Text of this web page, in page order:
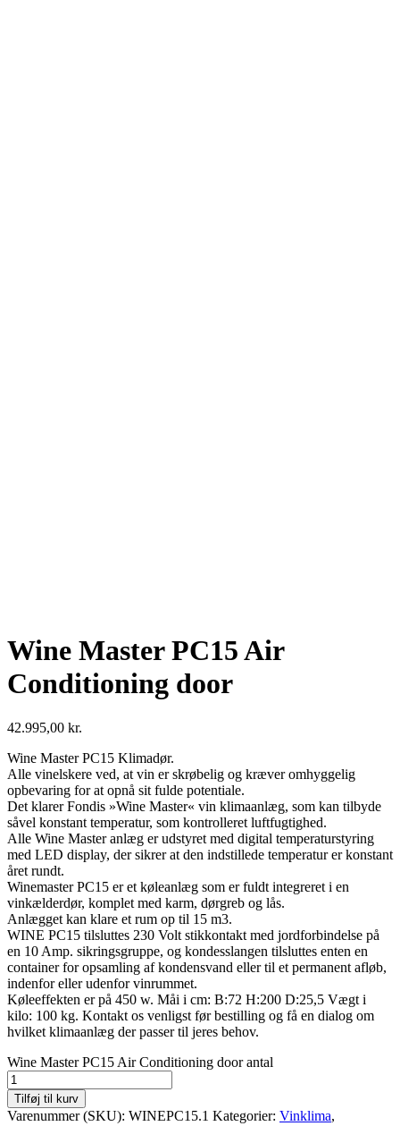
Wine Master PC15 Air
Conditioning door
42.995,00 kr.
Wine Master PC15 Klimadør.
Alle vinelskere ved, at vin er skrøbelig og kræver omhyggelig
opbevaring for at opnå sit fulde potentiale.
Det klarer Fondis »Wine Master« vin klimaanlæg, som kan tilbyde
såvel konstant temperatur, som kontrolleret luftfugtighed.
Alle Wine Master anlæg er udstyret med digital temperaturstyring
med LED display, der sikrer at den indstillede temperatur er konstant
året rundt.
Winemaster PC15 er et køleanlæg som er fuldt integreret i en
vinkælderdør, komplet med karm, dørgreb og lås.
Anlægget kan klare et rum op til 15 m3.
WINE PC15 tilsluttes 230 Volt stikkontakt med jordforbindelse på
en 10 Amp. sikringsgruppe, og kondesslangen tilsluttes enten en
container for opsamling af kondensvand eller til et permanent afløb,
indenfor eller udenfor vinrummet.
Køleeffekten er på 450 w. Måi i cm: B:72 H:200 D:25,5 Vægt i
kilo: 100 kg. Kontakt os venligst før bestilling og få en dialog om
hvilket klimaanlæg der passer til jeres behov.
Wine Master PC15 Air Conditioning door antal
Tilføj til kurv
Varenummer (SKU): WINEPC15.1 Kategorier: Vinklima,